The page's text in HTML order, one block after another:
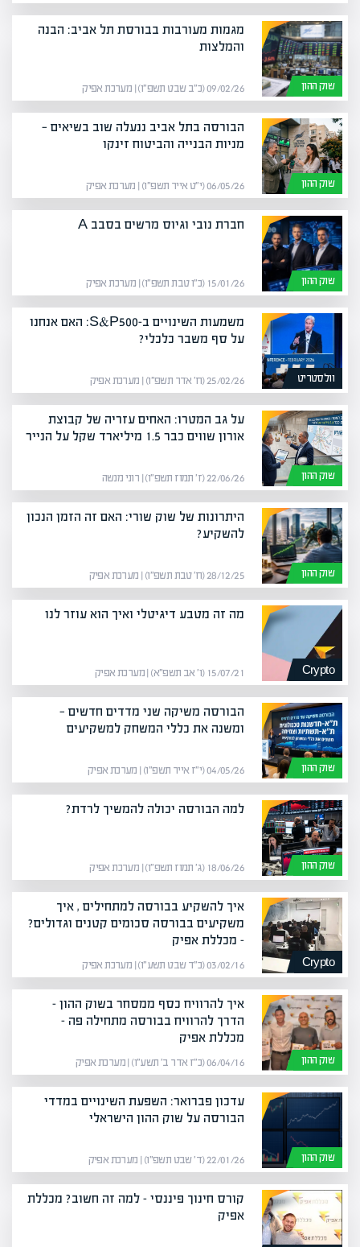
שוק ההון
מגמות מעורבות בבורסת תל אביב: הבנה
והמלצות
09/02/26 (כ״ב שבט תשפ״ו) | מערכת אפיק
שוק ההון
הבורסה בתל אביב ננעלה שוב בשיאים —
מניות הבנייה והביטוח זינקו
06/05/26 (י״ט אייר תשפ״ו) | מערכת אפיק
שוק ההון
חברת נובי וגיוס מרשים בסבב A
15/01/26 (כ״ו טבת תשפ״ו) | מערכת אפיק
וולסטריט
משמעות השינויים ב-S&P500: האם אנחנו
על סף משבר כלכלי?
25/02/26 (ח׳ אדר תשפ״ו) | מערכת אפיק
שוק ההון
על גב המטרו: האחים עזריה של קבוצת
אורון שווים כבר 1.5 מיליארד שקל על הנייר
22/06/26 (ז׳ תמוז תשפ״ו) | רוני מנשה
שוק ההון
היתרונות של שוק שורי: האם זה הזמן הנכון
להשקיע?
28/12/25 (ח׳ טבת תשפ״ו) | מערכת אפיק
Crypto
מה זה מטבע דיגיטלי ואיך הוא עוזר לנו
15/07/21 (ו׳ אב תשפ״א) | מערכת אפיק
שוק ההון
הבורסה משיקה שני מדדים חדשים —
ומשנה את כללי המשחק למשקיעים
04/05/26 (י״ז אייר תשפ״ו) | מערכת אפיק
שוק ההון
למה הבורסה יכולה להמשיך לרדת?
18/06/26 (ג׳ תמוז תשפ״ו) | מערכת אפיק
Crypto
איך להשקיע בבורסה למתחילים , איך
משקיעים בבורסה סכומים קטנים וגדולים?
– מכללת אפיק
03/02/16 (כ״ד שבט תשע״ו) | מערכת אפיק
שוק ההון
איך להרוויח כסף ממסחר בשוק ההון –
הדרך להרוויח בבורסה מתחילה פה –
מכללת אפיק
06/04/16 (כ״ז אדר ב׳ תשע״ו) | מערכת אפיק
שוק ההון
עדכון פברואר: השפעת השינויים במדדי
הבורסה על שוק ההון הישראלי
22/01/26 (ד׳ שבט תשפ״ו) | מערכת אפיק
קורס חינוך פיננסי – למה זה חשוב? מכללת
אפיק